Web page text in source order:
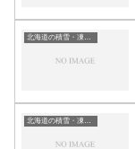
北海道の積雪・凍結情報
北海道の積雪・凍結情報